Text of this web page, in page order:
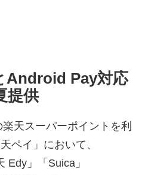
Android Pay対応
提供
天スーパーポイントを利
ペイ」において、
Edy」「Suica」